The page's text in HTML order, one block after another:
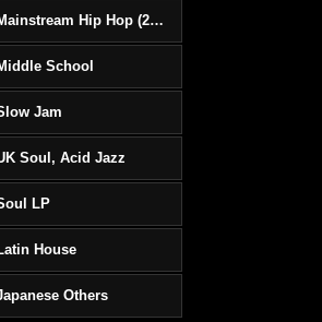
Mainstream Hip Hop (2000〜)
School
Jam
Soul, Acid Jazz
LP
House
Others